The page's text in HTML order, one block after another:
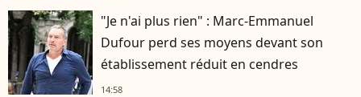
"Je n'ai plus rien" : Marc-Emmanuel
Dufour perd ses moyens devant son
établissement réduit en cendres
14:58